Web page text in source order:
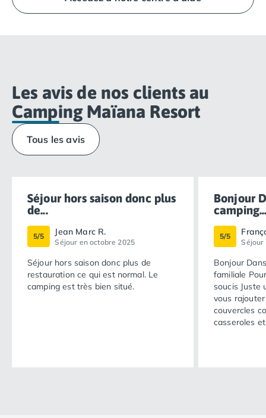
Les avis de nos clients au
Camping Maïana Resort
Tous les avis
Séjour hors saison donc plus
de...
5/5 Jean Marc R.
Séjour en octobre 2025
Séjour hors saison donc plus de
restauration ce qui est normal. Le
camping est très bien situé.
Bonjour
5/5
Séjour
Bonjour
familiale
soucis Juste
vous
couvercles
casseroles